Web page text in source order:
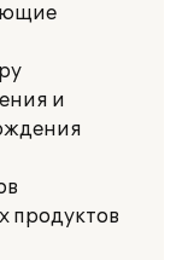
и
продуктов